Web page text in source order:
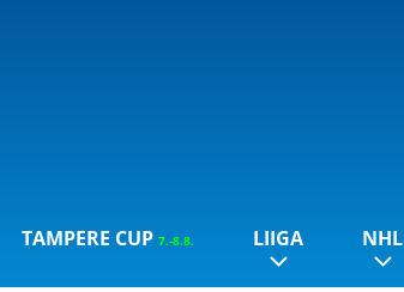
TAMPERE CUP 7.-8.8. LIIGA NHL